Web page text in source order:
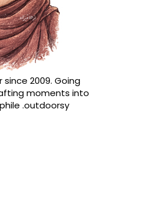
since 2009. Going
moments into
.outdoorsy